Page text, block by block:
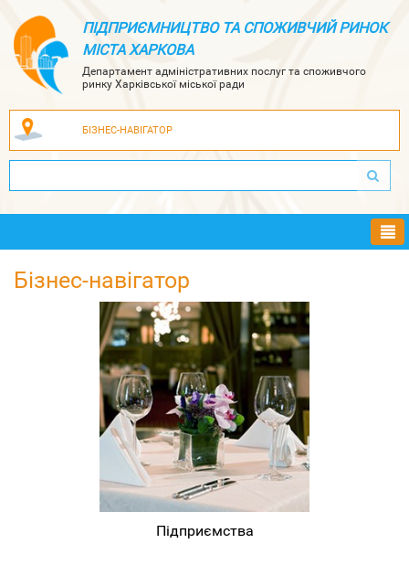
ПІДПРИЄМНИЦТВО ТА СПОЖИВЧИЙ РИНОК
МІСТА ХАРКОВА
Департамент адміністративних послуг та споживчого
ринку Харківської міської ради
БІЗНЕС-НАВІГАТОР
Бізнес-навігатор
Підприємства